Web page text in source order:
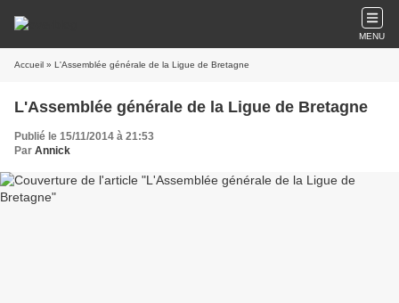
MENU
Accueil » L'Assemblée générale de la Ligue de Bretagne
L'Assemblée générale de la Ligue de Bretagne
Publié le 15/11/2014 à 21:53
Par Annick